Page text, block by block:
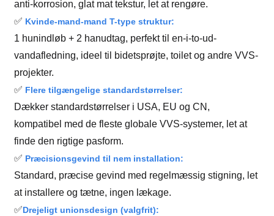
anti-korrosion, glat mat tekstur, let at rengøre.
✅ Kvinde-mand-mand T-type struktur:
1 hunindløb + 2 hanudtag, perfekt til en-i-to-ud-
vandafledning, ideel til bidetsprøjte, toilet og andre VVS-
projekter.
✅ Flere tilgængelige standardstørrelser:
Dækker standardstørrelser i USA, EU og CN,
kompatibel med de fleste globale VVS-systemer, let at
finde den rigtige pasform.
✅ Præcisionsgevind til nem installation:
Standard, præcise gevind med regelmæssig stigning, let
at installere og tætne, ingen lækage.
✅Drejeligt unionsdesign (valgfrit):